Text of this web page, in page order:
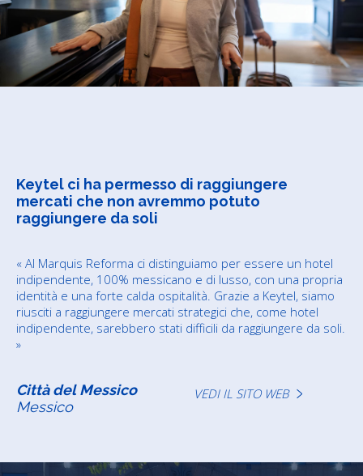
Keytel ci ha permesso di raggiungere
mercati che non avremmo potuto
raggiungere da soli
« Al Marquis Reforma ci distinguiamo per essere un hotel
indipendente, 100% messicano e di lusso, con una propria
identità e una forte calda ospitalità. Grazie a Keytel, siamo
riusciti a raggiungere mercati strategici che, come hotel
indipendente, sarebbero stati difficili da raggiungere da soli.
»
Città del Messico
Messico
VEDI IL SITO WEB